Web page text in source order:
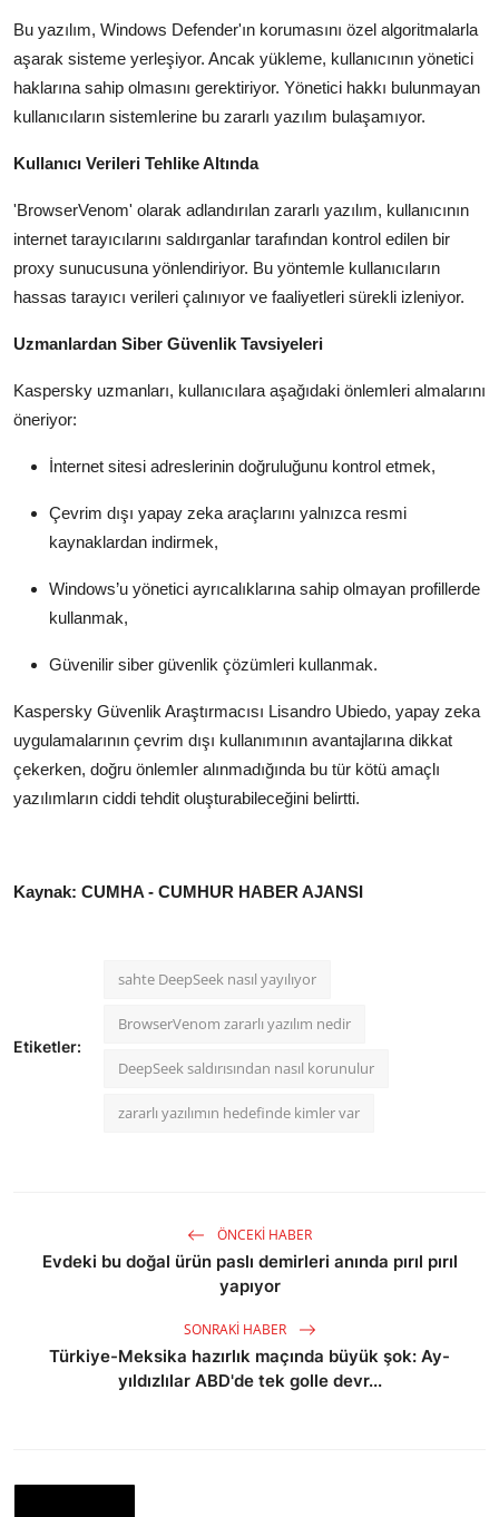
Bu yazılım, Windows Defender'ın korumasını özel algoritmalarla
aşarak sisteme yerleşiyor. Ancak yükleme, kullanıcının yönetici
haklarına sahip olmasını gerektiriyor. Yönetici hakkı bulunmayan
kullanıcıların sistemlerine bu zararlı yazılım bulaşamıyor.
Kullanıcı Verileri Tehlike Altında
'BrowserVenom' olarak adlandırılan zararlı yazılım, kullanıcının
internet tarayıcılarını saldırganlar tarafından kontrol edilen bir
proxy sunucusuna yönlendiriyor. Bu yöntemle kullanıcıların
hassas tarayıcı verileri çalınıyor ve faaliyetleri sürekli izleniyor.
Uzmanlardan Siber Güvenlik Tavsiyeleri
Kaspersky uzmanları, kullanıcılara aşağıdaki önlemleri almalarını
öneriyor:
İnternet sitesi adreslerinin doğruluğunu kontrol etmek,
Çevrim dışı yapay zeka araçlarını yalnızca resmi
kaynaklardan indirmek,
Windows’u yönetici ayrıcalıklarına sahip olmayan profillerde
kullanmak,
Güvenilir siber güvenlik çözümleri kullanmak.
Kaspersky Güvenlik Araştırmacısı Lisandro Ubiedo, yapay zeka
uygulamalarının çevrim dışı kullanımının avantajlarına dikkat
çekerken, doğru önlemler alınmadığında bu tür kötü amaçlı
yazılımların ciddi tehdit oluşturabileceğini belirtti.
Kaynak: CUMHA - CUMHUR HABER AJANSI
Etiketler:
sahte DeepSeek nasıl yayılıyor
BrowserVenom zararlı yazılım nedir
DeepSeek saldırısından nasıl korunulur
zararlı yazılımın hedefinde kimler var
ÖNCEKI HABER
Evdeki bu doğal ürün paslı demirleri anında pırıl pırıl
yapıyor
SONRAKI HABER
Türkiye-Meksika hazırlık maçında büyük şok: Ay-
yıldızlılar ABD'de tek golle devr...